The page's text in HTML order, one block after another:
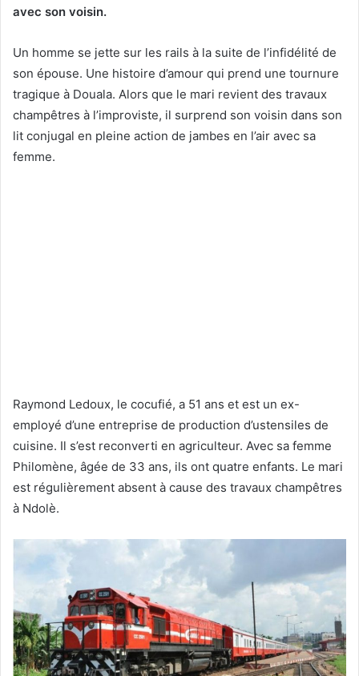
avec son voisin.
Un homme se jette sur les rails à la suite de l’infidélité de
son épouse. Une histoire d’amour qui prend une tournure
tragique à Douala. Alors que le mari revient des travaux
champêtres à l’improviste, il surprend son voisin dans son
lit conjugal en pleine action de jambes en l’air avec sa
femme.
Raymond Ledoux, le cocufié, a 51 ans et est un ex-
employé d’une entreprise de production d’ustensiles de
cuisine. Il s’est reconverti en agriculteur. Avec sa femme
Philomène, âgée de 33 ans, ils ont quatre enfants. Le mari
est régulièrement absent à cause des travaux champêtres
à Ndolè.